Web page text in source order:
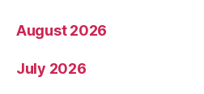
August 2026
July 2026